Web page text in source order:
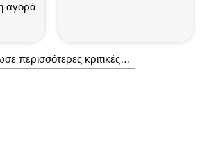
αγορά
περισσότερες κριτικές…